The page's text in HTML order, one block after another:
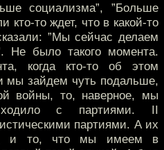
социализма”, ”Больше
кто-то ждет, что в какой-то
”Мы сейчас делаем
Не было такого момента.
когда кто-то об этом
мы зайдем чуть подальше,
войны, то, наверное, мы
с партиями. II
партиями. А их
и то, что мы имеем в